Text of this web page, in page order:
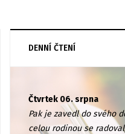
DENNÍ ČTENÍ
Čtvrtek 06. srpna
Pak je zavedl do svého
celou rodinou se